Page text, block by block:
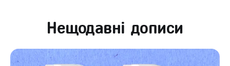
Нещодавні дописи